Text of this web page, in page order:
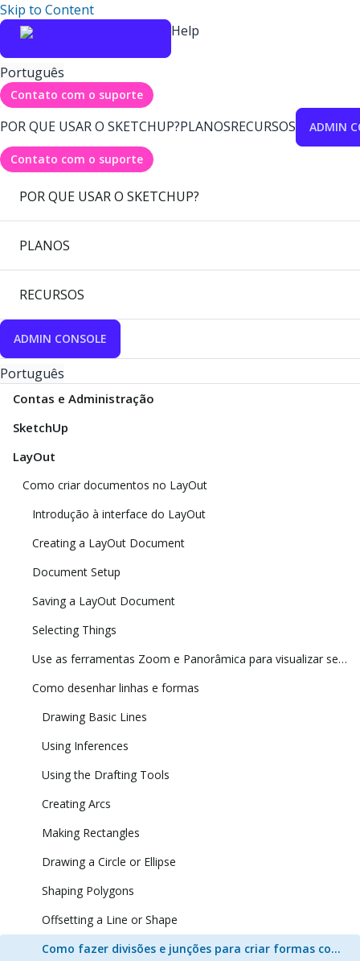
Skip to Content
Help
Português
Contato com o suporte
POR QUE USAR O SKETCHUP?PLANOSRECURSOS ADMIN
Contato com o suporte
POR QUE USAR O SKETCHUP?
PLANOS
RECURSOS
ADMIN CONSOLE
Português
Contas e Administração
SketchUp
LayOut
Como criar documentos no LayOut
Introdução à interface do LayOut
Creating a LayOut Document
Document Setup
Saving a LayOut Document
Selecting Things
Use as ferramentas Zoom e Panorâmica para visualizar seu modelo
Como desenhar linhas e formas
Drawing Basic Lines
Using Inferences
Using the Drafting Tools
Creating Arcs
Making Rectangles
Drawing a Circle or Ellipse
Shaping Polygons
Offsetting a Line or Shape
Como fazer divisões e junções para criar formas complexas